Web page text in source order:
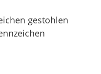
gestohlen